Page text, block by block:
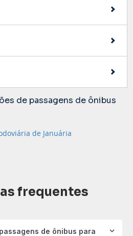
de passagens de ônibus
de Januária
frequentes
de ônibus para